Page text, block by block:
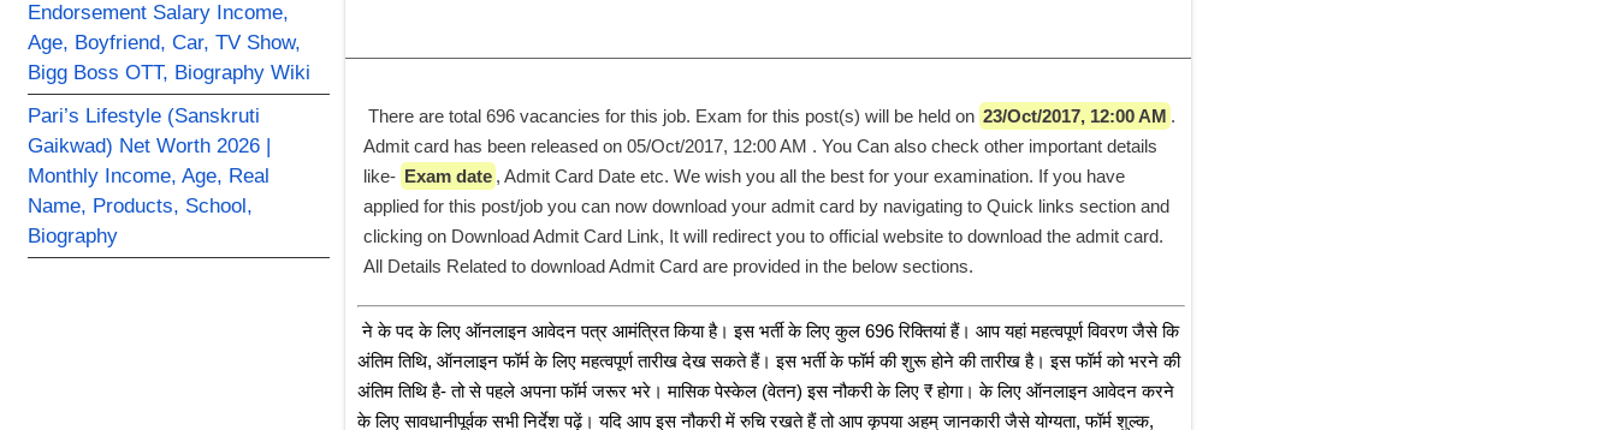
Endorsement Salary Income,
Age, Boyfriend, Car, TV Show,
Bigg Boss OTT, Biography Wiki
Pari’s Lifestyle (Sanskruti
Gaikwad) Net Worth 2026 |
Monthly Income, Age, Real
Name, Products, School,
Biography
There are total 696 vacancies for this job. Exam for this post(s) will be held on 23/Oct/2017, 12:00 AM .
Admit card has been released on 05/Oct/2017, 12:00 AM . You Can also check other important details
like- Exam date , Admit Card Date etc. We wish you all the best for your examination. If you have
applied for this post/job you can now download your admit card by navigating to Quick links section and
clicking on Download Admit Card Link, It will redirect you to official website to download the admit card.
All Details Related to download Admit Card are provided in the below sections.
﻿ ने के पद के लिए ऑनलाइन आवेदन पत्र आमंत्रित किया है। इस भर्ती के लिए कुल 696 रिक्तियां हैं। आप यहां महत्वपूर्ण विवरण जैसे कि
अंतिम तिथि, ऑनलाइन फॉर्म के लिए महत्वपूर्ण तारीख देख सकते हैं। इस भर्ती के फॉर्म की शुरू होने की तारीख है। इस फॉर्म को भरने की
अंतिम तिथि है- तो से पहले अपना फॉर्म जरूर भरे। मासिक पेस्केल (वेतन) इस नौकरी के लिए ₹ होगा। के लिए ऑनलाइन आवेदन करने
के लिए सावधानीपूर्वक सभी निर्देश पढ़ें। यदि आप इस नौकरी में रुचि रखते हैं तो आप कृपया अहम् जानकारी जैसे योग्यता, फॉर्म शुल्क,